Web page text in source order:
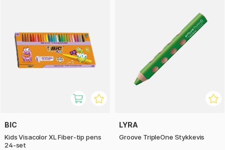
BIC
Kids Visacolor XL Fiber-tip pens
24-set
LYRA
Groove TripleOne Stykkevis